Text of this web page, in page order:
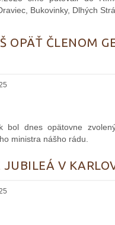
Bukovinky, Dlhých
OPÄŤ ČLENOM
bol dnes opätovne
ministra nášho rádu.
JUBILEÁ V